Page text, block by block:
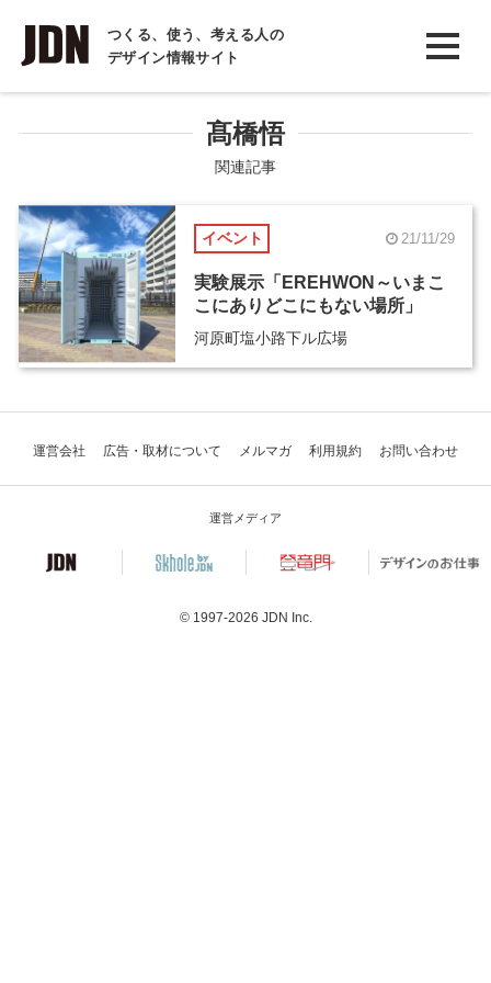
つくる、使う、考える人の
デザイン情報サイト
INTERVIEW
インタビュー
COLUMN
コラム
髙橋悟
関連記事
イベント 21/11/29
実験展示「EREHWON～いまこ
こにありどこにもない場所」
河原町塩小路下ル広場
運営会社 広告・取材について メルマガ 利用規約 お問い合わせ
運営メディア
© 1997-2026 JDN Inc.